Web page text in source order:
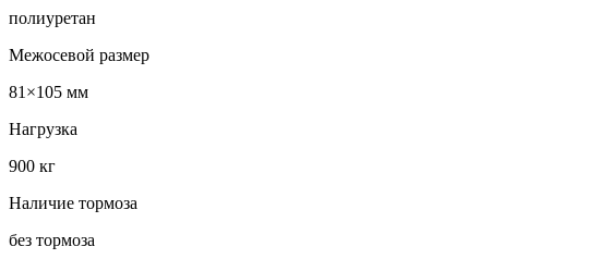
полиуретан
Межосевой размер
81×105 мм
Нагрузка
900 кг
Наличие тормоза
без тормоза